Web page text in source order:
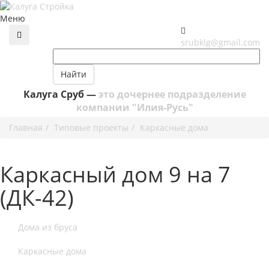
Меню
srubklg@gmail.com
Найти
Калуга Сруб — это дочернее подразделение
компании "Илия-Русь"
Главная Типовые проекты Каркасные дома
Каркасный дом 9 на 7
(ДК-42)
Дома из бруса
Каркасные дома